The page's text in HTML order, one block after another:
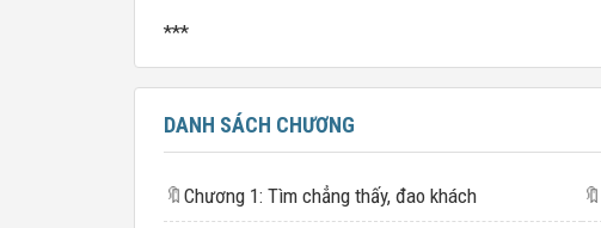
***
DANH SÁCH CHƯƠNG
🔖 Chương 1: Tìm chẳng thấy, đao khách 🔖